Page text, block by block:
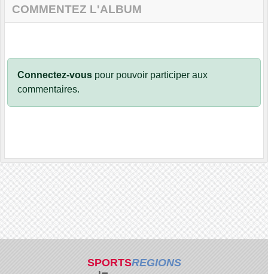
COMMENTEZ L'ALBUM
Connectez-vous pour pouvoir participer aux
commentaires.
SPORTSREGIONS